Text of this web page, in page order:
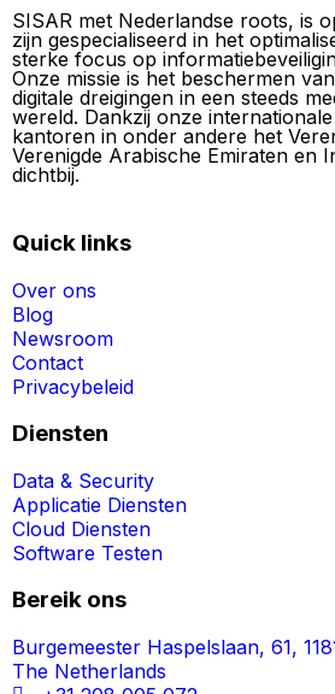
SISAR met Nederlandse roots, is
zijn gespecialiseerd in het
sterke focus op
Onze missie is het beschermen
digitale dreigingen in een steeds
wereld. Dankzij onze
kantoren in onder andere het
Verenigde Arabische Emiraten en
dichtbij.
Quick links
Over ons
Blog
Newsroom
Contact
Privacybeleid
Diensten
Data & Security
Applicatie Diensten
Cloud Diensten
Software Testen
Bereik ons
Burgemeester Haspelslaan, 61,
The Netherlands